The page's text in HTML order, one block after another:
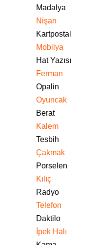
Madalya
Nişan
Kartpostal
Mobilya
Hat Yazısı
Ferman
Opalin
Oyuncak
Berat
Kalem
Tesbih
Çakmak
Porselen
Kılıç
Radyo
Telefon
Daktilo
İpek Halı